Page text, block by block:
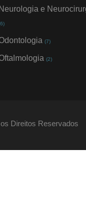
Neurologia e
(7)
(2)
Direitos Reservados